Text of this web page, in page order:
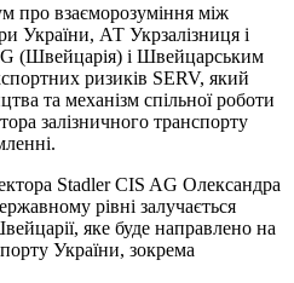
про взаєморозуміння між
України, АТ Укрзалізниця і
(Швейцарія) і Швейцарським
ризиків SERV, який
та механізм спільної роботи
залізничного транспорту
Stadler CIS AG Олександра
рівні залучається
яке буде направлено на
України, зокрема